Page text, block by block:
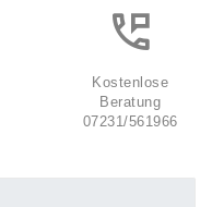
Kostenlose
Beratung
07231/561966